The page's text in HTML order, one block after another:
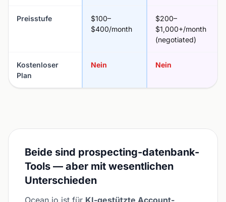
Preisstufe
$100–
$400/month
$200–
$1,000+/month
(negotiated)
Kostenloser
Plan
Nein Nein
Beide sind prospecting-datenbank-
Tools — aber mit wesentlichen
Unterschieden
Ocean.io ist für KI-gestützte Account-